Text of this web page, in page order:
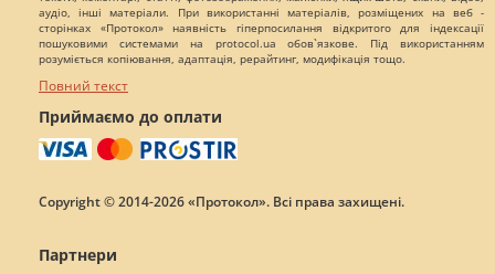
аудіо, інші матеріали. При використанні матеріалів, розміщених на веб -
сторінках «Протокол» наявність гіперпосилання відкритого для індексації
пошуковими системами на protocol.ua обов`язкове. Під використанням
розуміється копіювання, адаптація, рерайтинг, модифікація тощо.
Повний текст
Приймаємо до оплати
Copyright © 2014-2026 «Протокол». Всі права захищені.
Партнери